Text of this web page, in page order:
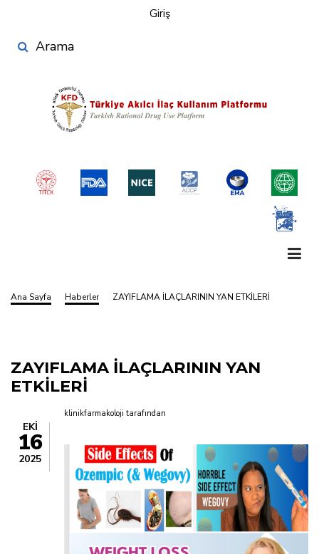
atlamenu
Giriş
Search
Sayfa
yolu
Ana Sayfa Haberler ZAYIFLAMA İLAÇLARININ YAN ETKİLERİ
ZAYIFLAMA İLAÇLARININ YAN
ETKİLERİ
EKI
16
2025
klinikfarmakoloji tarafından